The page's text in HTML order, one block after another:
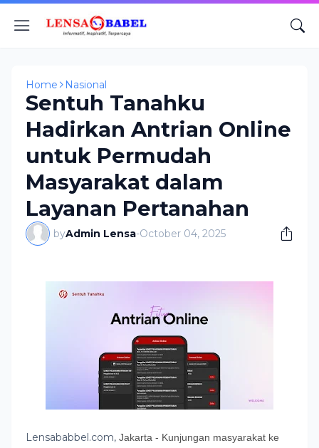
Home Nasional
Sentuh Tanahku
Hadirkan Antrian Online
untuk Permudah
Masyarakat dalam
Layanan Pertanahan
byAdmin Lensa-October 04, 2025
Lensababbel.com, Jakarta - Kunjungan masyarakat ke